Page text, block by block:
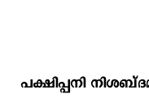
പക്ഷിപ്പനി